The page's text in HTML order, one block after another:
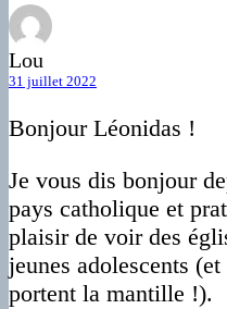
Lou
31 juillet 2022
Bonjour Léonidas !
Je vous dis bonjour
pays catholique et
plaisir de voir des
jeunes adolescents
portent la mantille !).